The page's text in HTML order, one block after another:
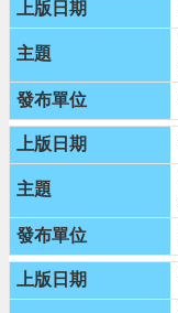
導
市
政
信
箱
常
見
問
答
桃